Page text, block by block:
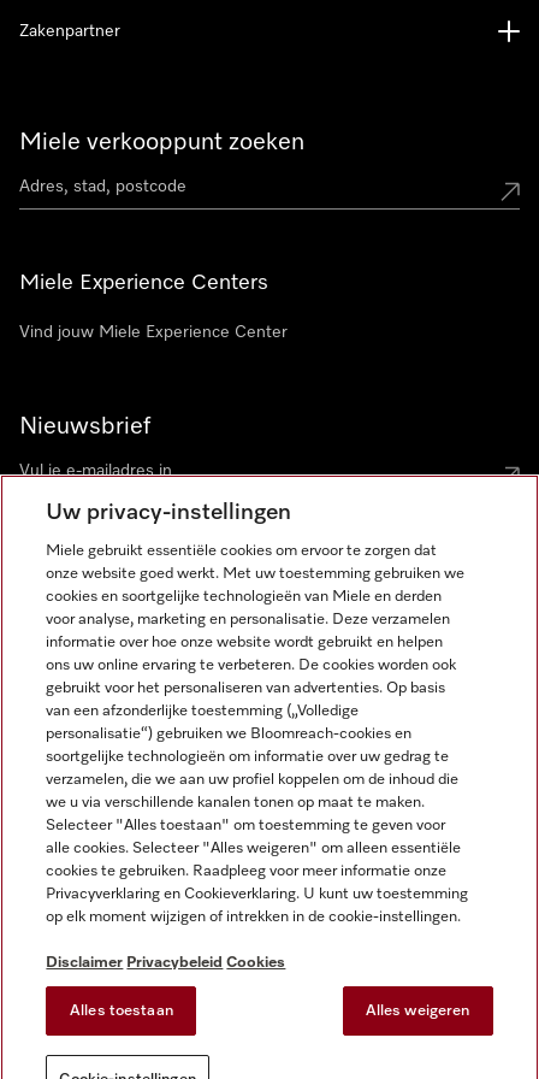
Miele verkooppunt zoeken
Miele Experience Centers
Vind jouw Miele Experience Center
Nieuwsbrief
Zakenpartner
Disclaimer
Algemene voorwaarden en informatie
Privacybeleid
Gebruiksvoorwaarden
Toegankelijkheidsverklaring
Digital Services Act
Cookie-instellingen
Miele op Instagram
Miele op Facebook
Miele op Youtube
Uw privacy-instellingen
Miele gebruikt essentiële cookies om ervoor te zorgen dat
onze website goed werkt. Met uw toestemming gebruiken we
cookies en soortgelijke technologieën van Miele en derden
voor analyse, marketing en personalisatie. Deze verzamelen
informatie over hoe onze website wordt gebruikt en helpen
ons uw online ervaring te verbeteren. De cookies worden ook
gebruikt voor het personaliseren van advertenties. Op basis
van een afzonderlijke toestemming („Volledige
personalisatie“) gebruiken we Bloomreach-cookies en
soortgelijke technologieën om informatie over uw gedrag te
verzamelen, die we aan uw profiel koppelen om de inhoud die
we u via verschillende kanalen tonen op maat te maken.
Selecteer "Alles toestaan" om toestemming te geven voor
alle cookies. Selecteer "Alles weigeren" om alleen essentiële
cookies te gebruiken. Raadpleeg voor meer informatie onze
Privacyverklaring en Cookieverklaring. U kunt uw toestemming
op elk moment wijzigen of intrekken in de cookie-instellingen.
Disclaimer Privacybeleid Cookies
Alles toestaan Alles weigeren